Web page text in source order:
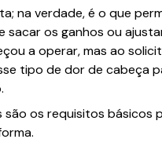
na verdade, é o que
os ganhos ou
a operar, mas ao
tipo de dor de cabeça
os requisitos básicos